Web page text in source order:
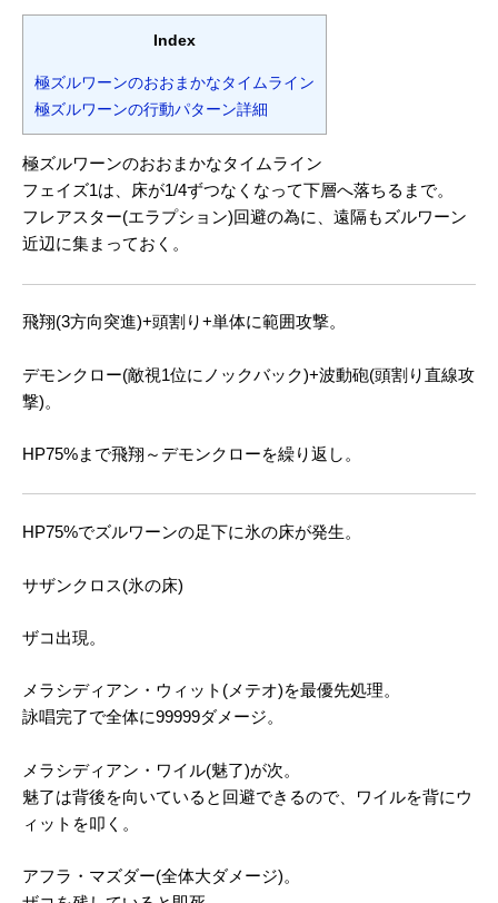
Index
極ズルワーンのおおまかなタイムライン
極ズルワーンの行動パターン詳細
極ズルワーンのおおまかなタイムライン
フェイズ1は、床が1/4ずつなくなって下層へ落ちるまで。
フレアスター(エラプション)回避の為に、遠隔もズルワーン
近辺に集まっておく。
飛翔(3方向突進)+頭割り+単体に範囲攻撃。
デモンクロー(敵視1位にノックバック)+波動砲(頭割り直線攻
撃)。
HP75%まで飛翔～デモンクローを繰り返し。
HP75%でズルワーンの足下に氷の床が発生。
サザンクロス(氷の床)
ザコ出現。
メラシディアン・ウィット(メテオ)を最優先処理。
詠唱完了で全体に99999ダメージ。
メラシディアン・ワイル(魅了)が次。
魅了は背後を向いていると回避できるので、ワイルを背にウ
ィットを叩く。
アフラ・マズダー(全体大ダメージ)。